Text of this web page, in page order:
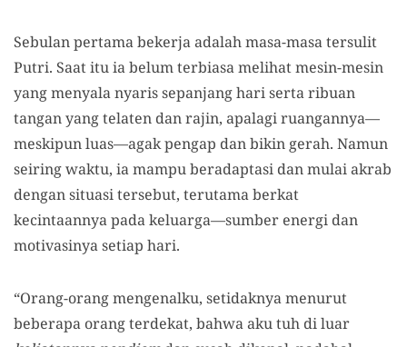
Sebulan pertama bekerja adalah masa-masa tersulit
Putri. Saat itu ia belum terbiasa melihat mesin-mesin
yang menyala nyaris sepanjang hari serta ribuan
tangan yang telaten dan rajin, apalagi ruangannya—
meskipun luas—agak pengap dan bikin gerah. Namun
seiring waktu, ia mampu beradaptasi dan mulai akrab
dengan situasi tersebut, terutama berkat
kecintaannya pada keluarga—sumber energi dan
motivasinya setiap hari.
“Orang-orang mengenalku, setidaknya menurut
beberapa orang terdekat, bahwa aku tuh di luar